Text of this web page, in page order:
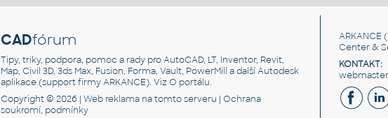
CADfórum
Tipy, triky, podpora, pomoc a rady pro AutoCAD, LT, Inventor, Revit,
Map, Civil 3D, 3ds Max, Fusion, Forma, Vault, PowerMill a další Autodesk
aplikace (support firmy ARKANCE). VizO portálu.
Copyright © 2026 |Web reklama na tomto serveru |Ochrana
soukromí, podmínky
ARKANCE
Center &
KONTAKT: